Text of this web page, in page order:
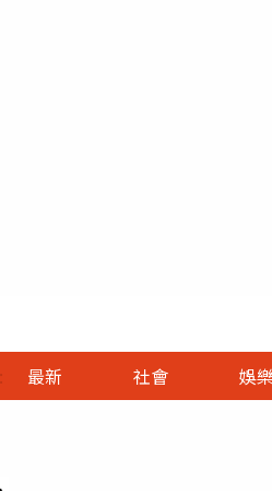
最新 社會 娛樂
娛樂首頁
即時
財經首頁
熱線
政